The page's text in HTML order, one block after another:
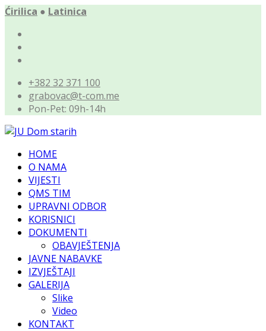
Ćirilica ● Latinica
+382 32 371 100
grabovac@t-com.me
Pon-Pet: 09h-14h
HOME
O NAMA
VIJESTI
QMS TIM
UPRAVNI ODBOR
KORISNICI
DOKUMENTI
OBAVJEŠTENJA
JAVNE NABAVKE
IZVJEŠTAJI
GALERIJA
Slike
Video
KONTAKT